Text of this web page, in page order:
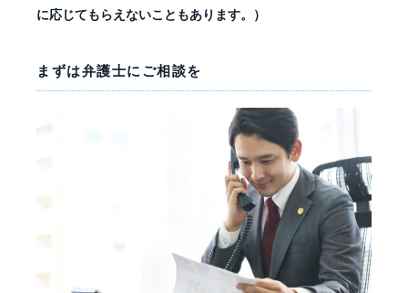
に応じてもらえないこともあります。）
まずは弁護士にご相談を